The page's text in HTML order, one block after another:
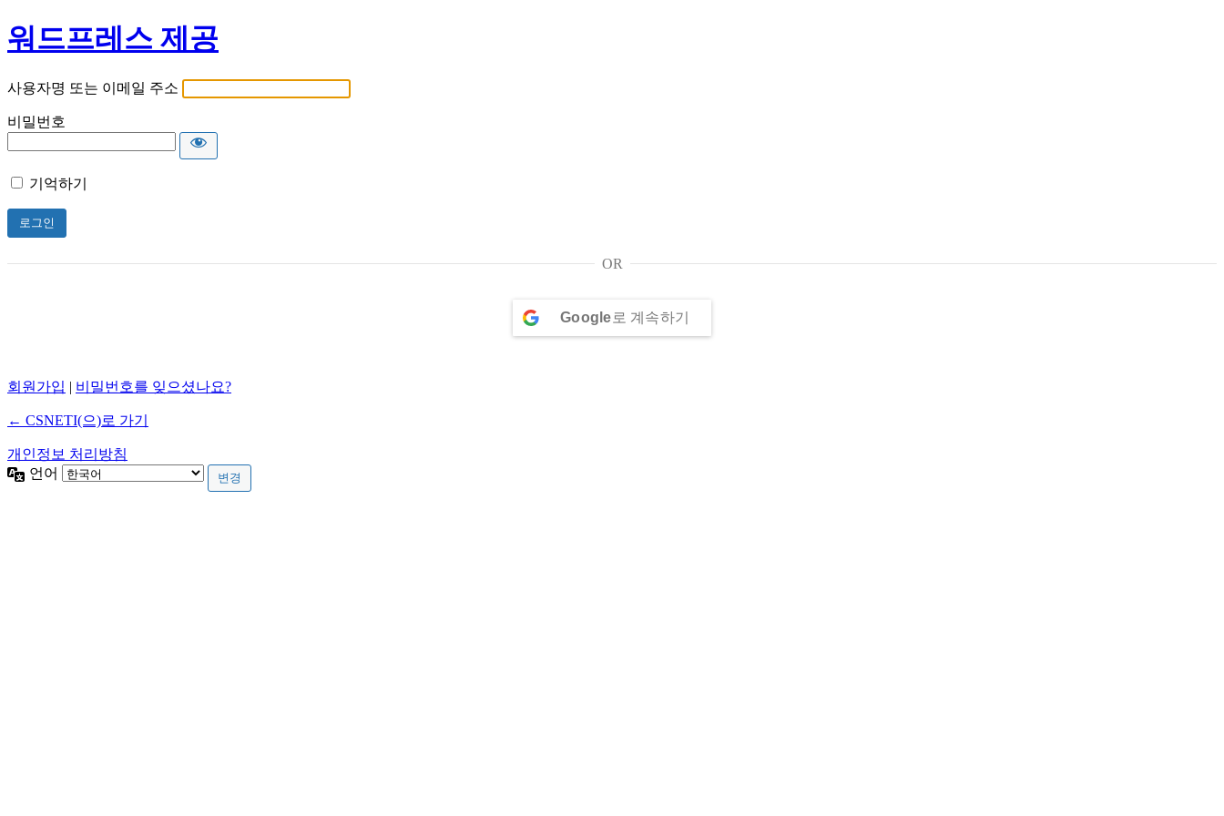
워드프레스 제공
사용자명 또는 이메일 주소
비밀번호
기억하기
OR
Google 로 계속하기
회원가입 | 비밀번호를 잊으셨나요?
← CSNETI(으)로 가기
개인정보 처리방침
언어